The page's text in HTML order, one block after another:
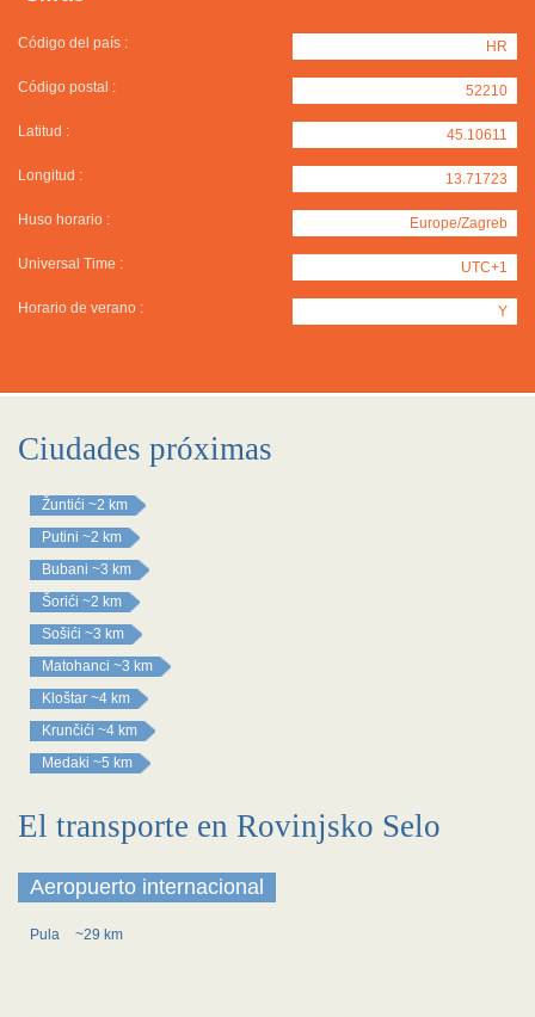
Código del país : HR
Código postal : 52210
Latitud : 45.10611
Longitud : 13.71723
Huso horario : Europe/Zagreb
Universal Time : UTC+1
Horario de verano : Y
Ciudades próximas
Žuntići ~2 km
Putini ~2 km
Bubani ~3 km
Šorići ~2 km
Sošići ~3 km
Matohanci ~3 km
Kloštar ~4 km
Krunčići ~4 km
Medaki ~5 km
El transporte en Rovinjsko Selo
Aeropuerto internacional
Pula ~29 km